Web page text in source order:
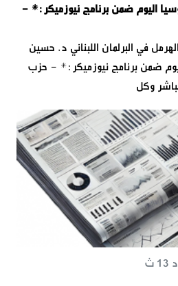
اليوم ضمن برنامج نيوزميكر:* -
في البرلمان اللبناني د. حسين
ضمن برنامج نيوزميكر:* - حزب
وكل